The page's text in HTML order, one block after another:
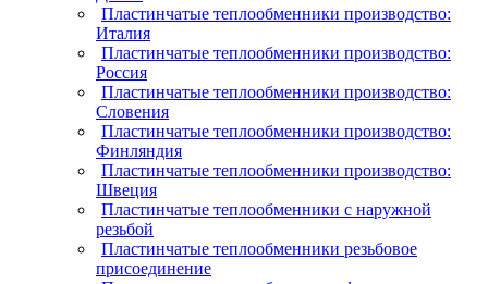
Пластинчатые теплообменники производство:
Италия
Пластинчатые теплообменники производство:
Россия
Пластинчатые теплообменники производство:
Словения
Пластинчатые теплообменники производство:
Финляндия
Пластинчатые теплообменники производство:
Швеция
Пластинчатые теплообменники с наружной
резьбой
Пластинчатые теплообменники резьбовое
присоединение